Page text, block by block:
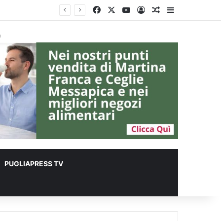
FacebookYou TubeAccediUn articolo a
PUGLIAPRESS TV